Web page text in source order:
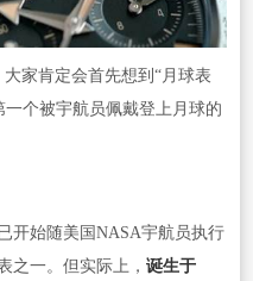
大家肯定会首先想到“月球表
一个被宇航员佩戴登上月球的
始随美国NASA宇航员执行
之一。但实际上， 诞生于